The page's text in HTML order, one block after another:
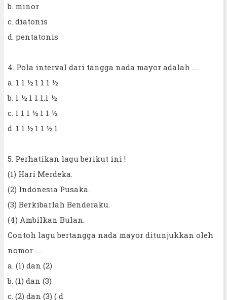
b. minor
c. diatonis
d. pentatonis
4. Pola interval dari tangga nada mayor adalah ....
a. 1 1 ½ 1 1 1 ½
b. 1 ½ 1 1 1,1 ½
c. 1 1 1 ½ 1 1 ½
d. 1 1 ½ 1 1 ½ 1
5. Perhatikan lagu berikut ini !
(1) Hari Merdeka.
(2) Indonesia Pusaka.
(3) Berkibarlah Benderaku.
(4) Ambilkan Bulan.
Contoh lagu bertangga nada mayor ditunjukkan oleh
nomor ....
a. (1) dan (2)
b. (1) dan (3)
c. (2) dan (3) ( d